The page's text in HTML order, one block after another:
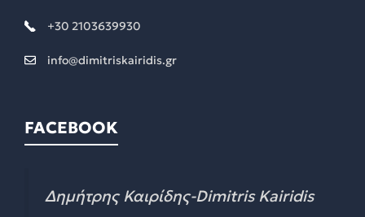
+30 2103639930
info@dimitriskairidis.gr
FACEBOOK
Δημήτρης Καιρίδης-Dimitris Kairidis